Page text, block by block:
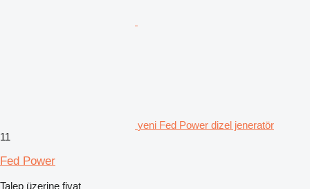
yeni Fed Power dizel jeneratör
11
Fed Power
Talep üzerine fiyat